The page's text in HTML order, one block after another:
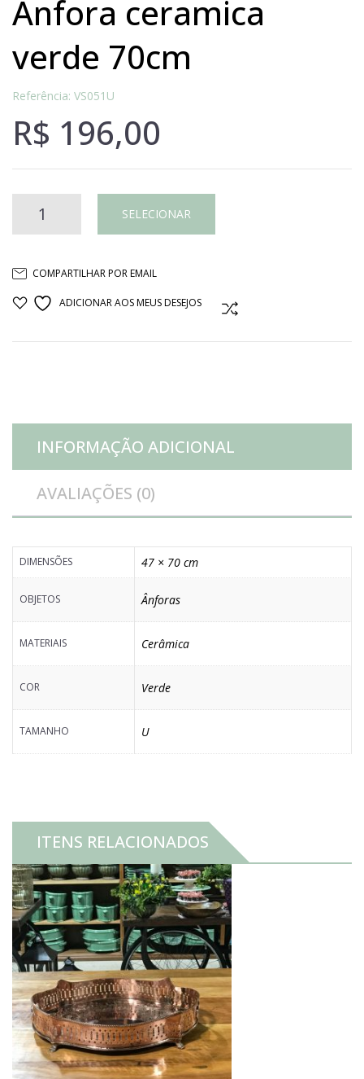
ânfora ceramica
verde 70cm
Referência: VS051U
R$ 196,00
Ânfora
verde
SELECIONAR
COMPARTILHAR POR EMAIL
ADICIONAR AOS MEUS DESEJOS
INFORMAÇÃO ADICIONAL
AVALIAÇÕES (0)
DIMENSÕES 47 × 70 cm
OBJETOS Ânforas
MATERIAIS Cerâmica
COR Verde
TAMANHO U
ITENS RELACIONADOS